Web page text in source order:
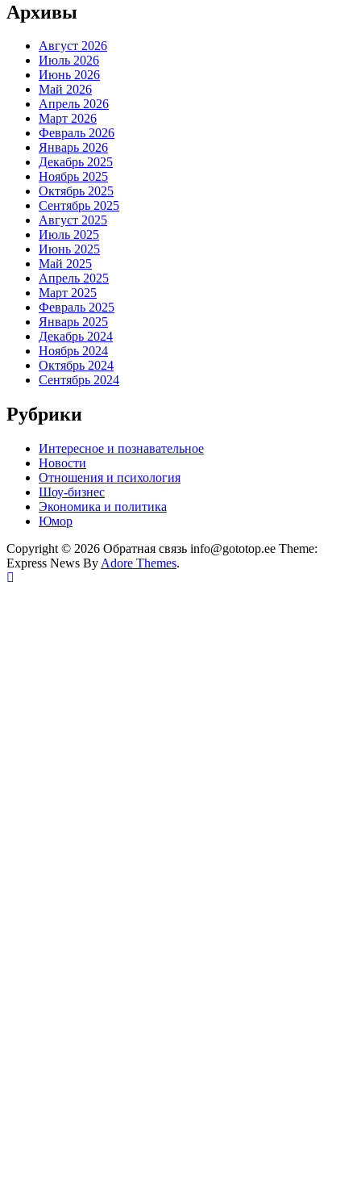
Архивы
Август 2026
Июль 2026
Июнь 2026
Май 2026
Апрель 2026
Март 2026
Февраль 2026
Январь 2026
Декабрь 2025
Ноябрь 2025
Октябрь 2025
Сентябрь 2025
Август 2025
Июль 2025
Июнь 2025
Май 2025
Апрель 2025
Март 2025
Февраль 2025
Январь 2025
Декабрь 2024
Ноябрь 2024
Октябрь 2024
Сентябрь 2024
Рубрики
Интересное и познавательное
Новости
Отношения и психология
Шоу-бизнес
Экономика и политика
Юмор
Copyright © 2026 Обратная связь info@gototop.ee Theme:
Express News By Adore Themes.